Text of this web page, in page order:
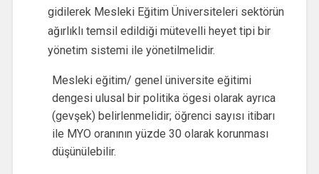
gidilerek Mesleki Eğitim Üniversiteleri sektörün
ağırlıklı temsil edildiği mütevelli heyet tipi bir
yönetim sistemi ile yönetilmelidir.
Mesleki eğitim/ genel üniversite eğitimi
dengesi ulusal bir politika ögesi olarak ayrıca
(gevşek) belirlenmelidir; öğrenci sayısı itibarı
ile MYO oranının yüzde 30 olarak korunması
düşünülebilir.